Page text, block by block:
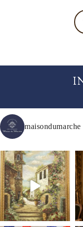
maisondumarche